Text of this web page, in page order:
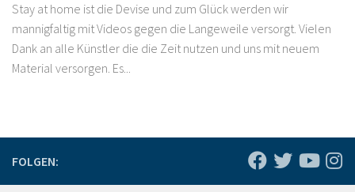
Stay at home ist die Devise und zum Glück werden wir
mannigfaltig mit Videos gegen die Langeweile versorgt. Vielen
Dank an alle Künstler die die Zeit nutzen und uns mit neuem
Material versorgen. Es...
FOLGEN: